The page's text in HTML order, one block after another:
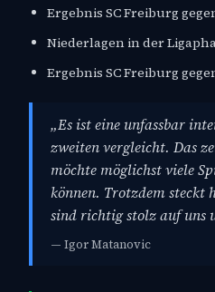
Ergebnis SC Freiburg
Niederlagen in der
Ergebnis SC Freiburg
„Es ist eine unfassbar
zweiten vergleicht. Das
möchte möglichst viele
können. Trotzdem steckt
sind richtig stolz auf uns
— Igor Matanovic